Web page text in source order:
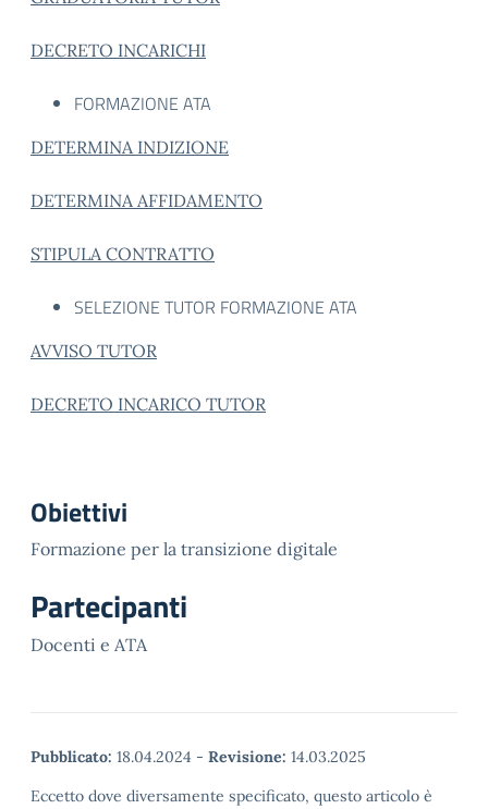
DECRETO INCARICHI
FORMAZIONE ATA
DETERMINA INDIZIONE
DETERMINA AFFIDAMENTO
STIPULA CONTRATTO
SELEZIONE TUTOR FORMAZIONE ATA
AVVISO TUTOR
DECRETO INCARICO TUTOR
Obiettivi
Formazione per la transizione digitale
Partecipanti
Docenti e ATA
Pubblicato: 18.04.2024 - Revisione: 14.03.2025
Eccetto dove diversamente specificato, questo articolo è